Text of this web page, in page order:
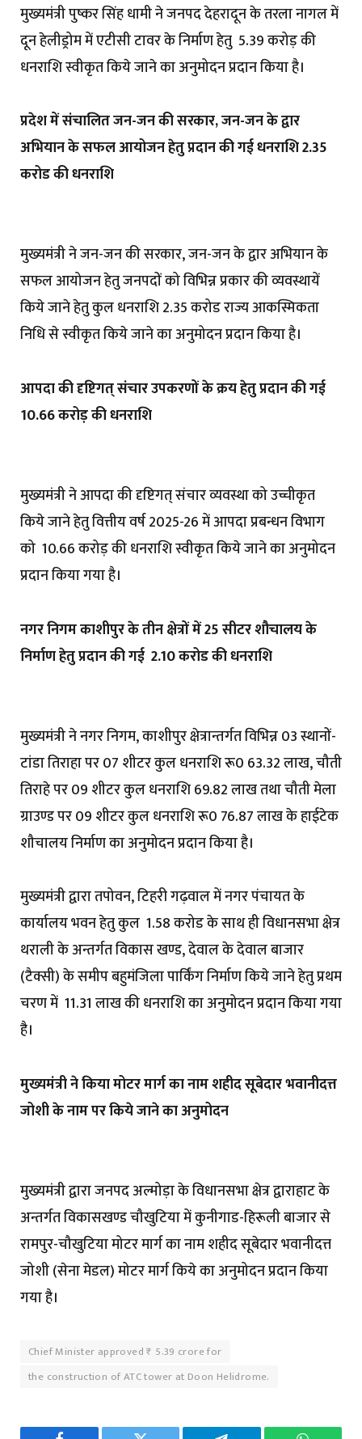
मुख्यमंत्री पुष्कर सिंह धामी ने जनपद देहरादून के तरला नागल में
दून हेलीड्रोम में एटीसी टावर के निर्माण हेतु ₹ 5.39 करोड़ की
धनराशि स्वीकृत किये जाने का अनुमोदन प्रदान किया है।
प्रदेश में संचालित जन-जन की सरकार, जन-जन के द्वार
अभियान के सफल आयोजन हेतु प्रदान की गई धनराशि ₹2.35
करोड की धनराशि
मुख्यमंत्री ने जन-जन की सरकार, जन-जन के द्वार अभियान के
सफल आयोजन हेतु जनपदों को विभिन्न प्रकार की व्यवस्थायें
किये जाने हेतु कुल धनराशि ₹2.35 करोड राज्य आकस्मिकता
निधि से स्वीकृत किये जाने का अनुमोदन प्रदान किया है।
आपदा की दृष्टिगत् संचार उपकरणों के क्रय हेतु प्रदान की गई ₹
10.66 करोड़ की धनराशि
मुख्यमंत्री ने आपदा की दृष्टिगत् संचार व्यवस्था को उच्चीकृत
किये जाने हेतु वित्तीय वर्ष 2025-26 में आपदा प्रबन्धन विभाग
को ₹ 10.66 करोड़ की धनराशि स्वीकृत किये जाने का अनुमोदन
प्रदान किया गया है।
नगर निगम काशीपुर के तीन क्षेत्रों में 25 सीटर शौचालय के
निर्माण हेतु प्रदान की गई ₹ 2.10 करोड की धनराशि
मुख्यमंत्री ने नगर निगम, काशीपुर क्षेत्रान्तर्गत विभिन्न 03 स्थानों-
टांडा तिराहा पर 07 शीटर कुल धनराशि रू0 63.32 लाख, चौती
तिराहे पर 09 शीटर कुल धनराशि 69.82 लाख तथा चौती मेला
ग्राउण्ड पर 09 शीटर कुल धनराशि रू0 76.87 लाख के हाईटेक
शौचालय निर्माण का अनुमोदन प्रदान किया है।
मुख्यमंत्री द्वारा तपोवन, टिहरी गढ़वाल में नगर पंचायत के
कार्यालय भवन हेतु कुल ₹ 1.58 करोड के साथ ही विधानसभा क्षेत्र
थराली के अन्तर्गत विकास खण्ड, देवाल के देवाल बाजार
(टैक्सी) के समीप बहुमंजिला पार्किंग निर्माण किये जाने हेतु प्रथम
चरण में ₹ 11.31 लाख की धनराशि का अनुमोदन प्रदान किया गया
है।
मुख्यमंत्री ने किया मोटर मार्ग का नाम शहीद सूबेदार भवानीदत्त
जोशी के नाम पर किये जाने का अनुमोदन
मुख्यमंत्री द्वारा जनपद अल्मोड़ा के विधानसभा क्षेत्र द्वाराहाट के
अन्तर्गत विकासखण्ड चौखुटिया में कुनीगाड-हिरूली बाजार से
रामपुर-चौखुटिया मोटर मार्ग का नाम शहीद सूबेदार भवानीदत्त
जोशी (सेना मेडल) मोटर मार्ग किये का अनुमोदन प्रदान किया
गया है।
Chief Minister approved ₹ 5.39 crore for
the construction of ATC tower at Doon Helidrome.